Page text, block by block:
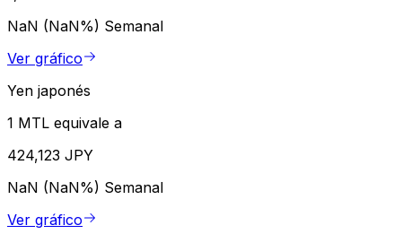
NaN (NaN%) Semanal
Ver gráfico
Yen japonés
1 MTL equivale a
424,123 JPY
NaN (NaN%) Semanal
Ver gráfico